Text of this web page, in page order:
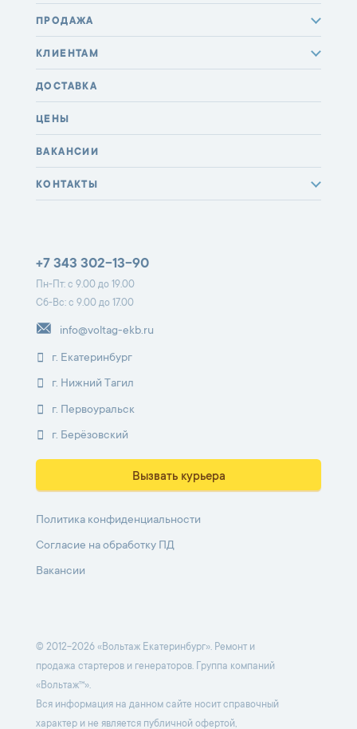
ПРОДАЖА
КЛИЕНТАМ
ДОСТАВКА
ЦЕНЫ
ВАКАНСИИ
КОНТАКТЫ
+7 343 302-13-90
Пн-Пт: с 9.00 до 19.00
Сб-Вс: с 9.00 до 17.00
info@voltag-ekb.ru
г. Екатеринбург
г. Нижний Тагил
г. Первоуральск
г. Берёзовский
Вызвать курьера
Политика конфиденциальности
Согласие на обработку ПД
Вакансии
© 2012-2026 «Вольтаж Екатеринбург». Ремонт и
продажа стартеров и генераторов. Группа компаний
«Вольтаж™».
Вся информация на данном сайте носит справочный
характер и не является публичной офертой,